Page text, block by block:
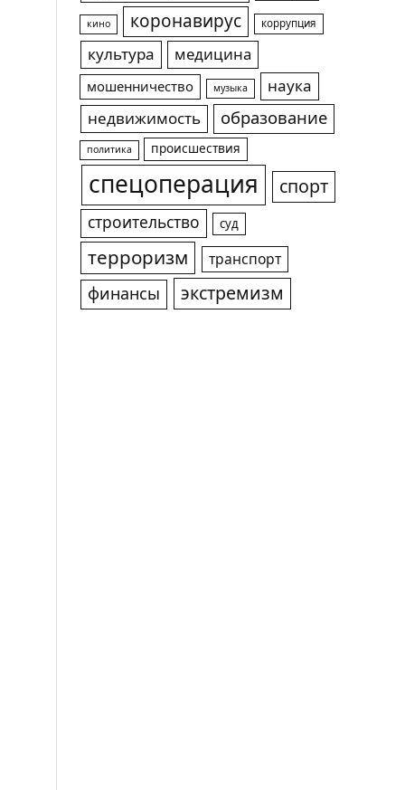
кино коронавирус коррупция
культура медицина
мошенничество музыка
наука
недвижимость
образование
политика происшествия
спецоперация спорт
строительство суд
терроризм транспорт
финансы экстремизм